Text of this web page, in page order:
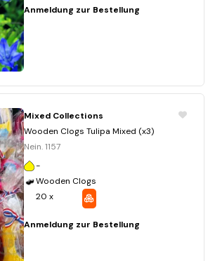
Anmeldung zur Bestellung
Mixed Collections
Wooden Clogs Tulipa Mixed (x3)
Nein. 1157
-
Wooden Clogs
20 x
Anmeldung zur Bestellung